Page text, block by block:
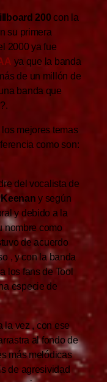
200con la
su primera
2000 ya fue
ya que la banda
de un millón de
banda que
los mejores temas
como son:
del vocalista de
y según
y debido a la
nombre como
de acuerdo
, y con la banda
los fans de Tool
especie de
la vez , con ese
al fondo de
más melódicas
de agresividad